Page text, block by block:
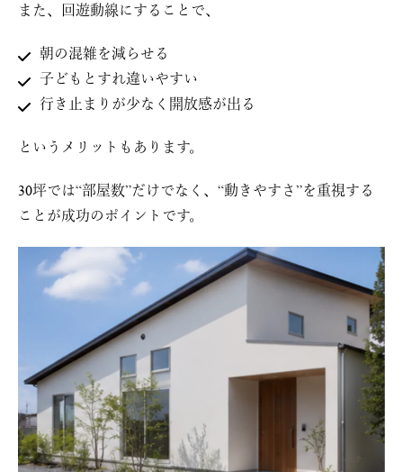
また、回遊動線にすることで、
朝の混雑を減らせる
子どもとすれ違いやすい
行き止まりが少なく開放感が出る
というメリットもあります。
30坪では“部屋数”だけでなく、“動きやすさ”を重視する
ことが成功のポイントです。